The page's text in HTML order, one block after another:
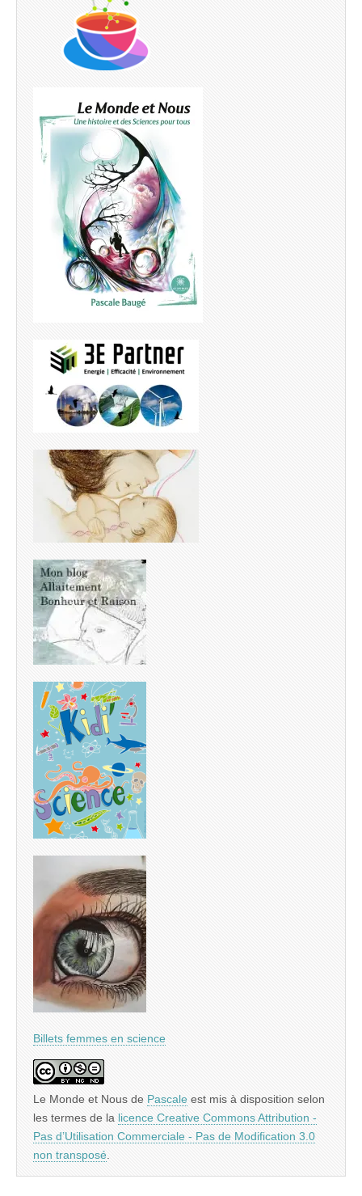
Billets femmes en science
Le Monde et Nous de Pascale est mis à disposition selon
les termes de la licence Creative Commons Attribution -
Pas d’Utilisation Commerciale - Pas de Modification 3.0
non transposé